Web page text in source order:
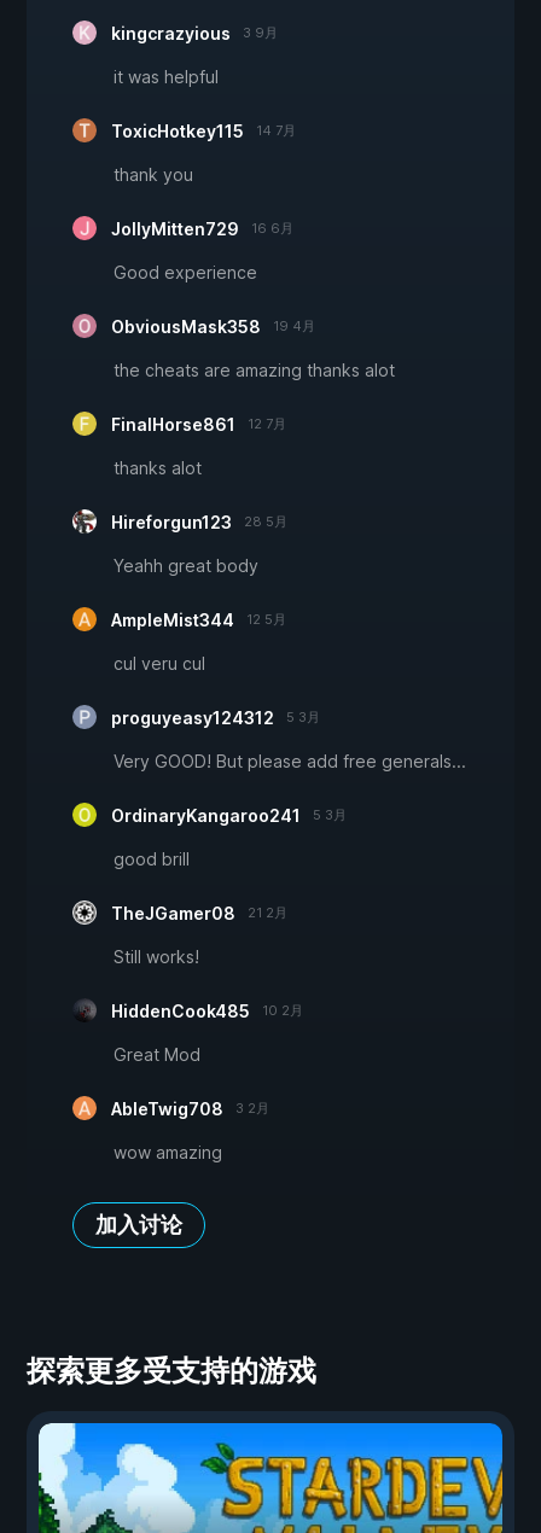
kingcrazyious 3 9月
it was helpful
ToxicHotkey115 14 7月
thank you
JollyMitten729 16 6月
Good experience
ObviousMask358 19 4月
the cheats are amazing thanks alot
FinalHorse861 12 7月
thanks alot
Hireforgun123 28 5月
Yeahh great body
AmpleMist344 12 5月
cul veru cul
proguyeasy124312 5 3月
Very GOOD! But please add free generals...
OrdinaryKangaroo241 5 3月
good brill
TheJGamer08 21 2月
Still works!
HiddenCook485 10 2月
Great Mod
AbleTwig708 3 2月
wow amazing
加入讨论
探索更多受支持的游戏